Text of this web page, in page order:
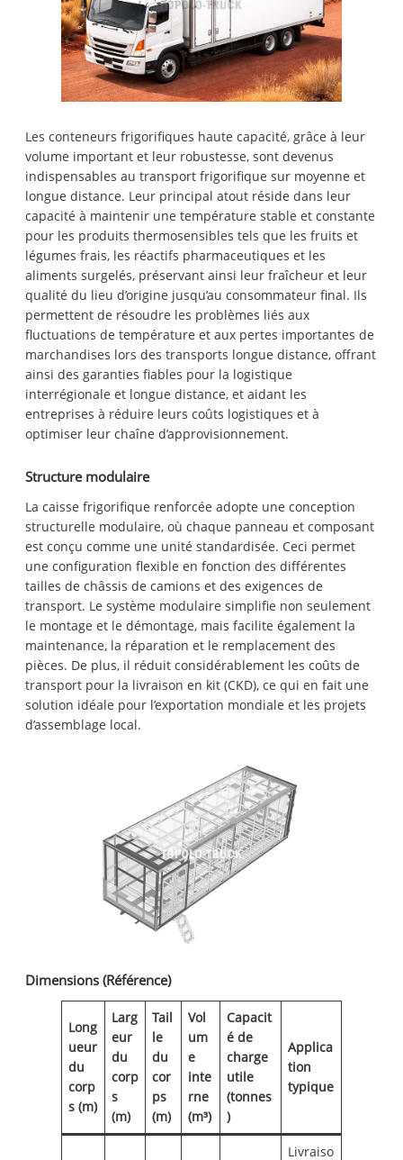
Les conteneurs frigorifiques haute capacité, grâce à leur
volume important et leur robustesse, sont devenus
indispensables au transport frigorifique sur moyenne et
longue distance. Leur principal atout réside dans leur
capacité à maintenir une température stable et constante
pour les produits thermosensibles tels que les fruits et
légumes frais, les réactifs pharmaceutiques et les
aliments surgelés, préservant ainsi leur fraîcheur et leur
qualité du lieu d’origine jusqu’au consommateur final. Ils
permettent de résoudre les problèmes liés aux
fluctuations de température et aux pertes importantes de
marchandises lors des transports longue distance, offrant
ainsi des garanties fiables pour la logistique
interrégionale et longue distance, et aidant les
entreprises à réduire leurs coûts logistiques et à
optimiser leur chaîne d’approvisionnement.
Structure modulaire
La caisse frigorifique renforcée adopte une conception
structurelle modulaire, où chaque panneau et composant
est conçu comme une unité standardisée. Ceci permet
une configuration flexible en fonction des différentes
tailles de châssis de camions et des exigences de
transport. Le système modulaire simplifie non seulement
le montage et le démontage, mais facilite également la
maintenance, la réparation et le remplacement des
pièces. De plus, il réduit considérablement les coûts de
transport pour la livraison en kit (CKD), ce qui en fait une
solution idéale pour l’exportation mondiale et les projets
d’assemblage local.
Dimensions (Référence)
Long
ueur
du
corp
s (m)
Larg
eur
du
corp
s
(m)
Tail
le
du
cor
ps
(m)
Vol
um
e
inte
rne
(m³)
Capacit
é de
charge
utile
(tonnes
)
Applica
tion
typique
Livraiso